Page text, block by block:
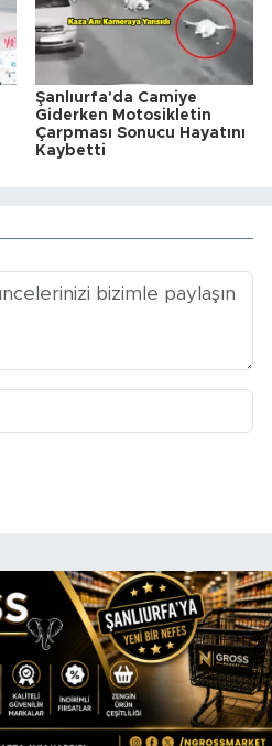
Şanlıurfa'da Camiye
Giderken Motosikletin
Çarpması Sonucu Hayatını
Kaybetti